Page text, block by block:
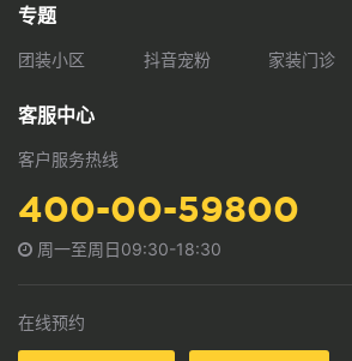
专题
团装小区 抖音宠粉 家装门诊
客服中心
客户服务热线
400-00-59800
周一至周日09:30-18:30
在线预约